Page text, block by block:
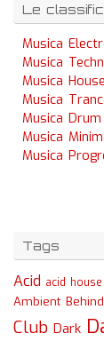
Le
Musica
Musica
Musica House
Musica
Musica
Musica
Musica
Tags
Acid acid house
Ambient
Club Dark